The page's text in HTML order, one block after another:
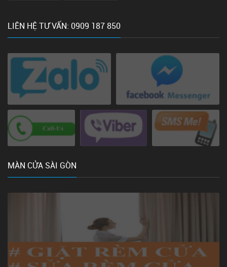
LIÊN HỆ TƯ VẤN: 0909 187 850
MÀN CỬA SÀI GÒN